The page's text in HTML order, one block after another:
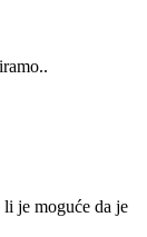
je moguće da je